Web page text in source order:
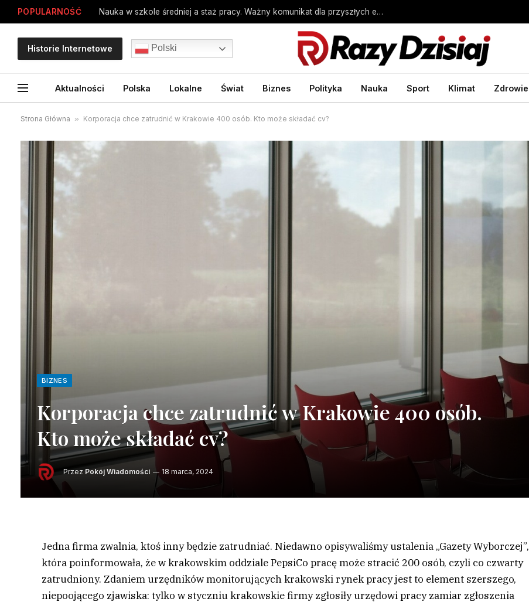
POPULARNOŚĆ Nauka w szkole średniej a staż pracy. Ważny komunikat dla przyszłych emerytów – Biznes Wprost
Historie Internetowe Polski
Aktualności Polska Lokalne Świat Biznes Polityka Nauka Sport Klimat Zdrowie
Strona Główna » Korporacja chce zatrudnić w Krakowie 400 osób. Kto może składać cv?
BIZNES
Korporacja chce zatrudnić w Krakowie 400 osób.
Kto może składać cv?
Przez Pokój Wiadomości 18 marca, 2024
Jedna firma zwalnia, ktoś inny będzie zatrudniać. Niedawno opisywaliśmy ustalenia „Gazety Wyborczej”,
która poinformowała, że w krakowskim oddziale PepsiCo pracę może stracić 200 osób, czyli co czwarty
zatrudniony. Zdaniem urzędników monitorujących krakowski rynek pracy jest to element szerszego,
niepoojącego zjawiska: tylko w styczniu krakowskie firmy zgłosiły urzędowi pracy zamiar zgłoszenia